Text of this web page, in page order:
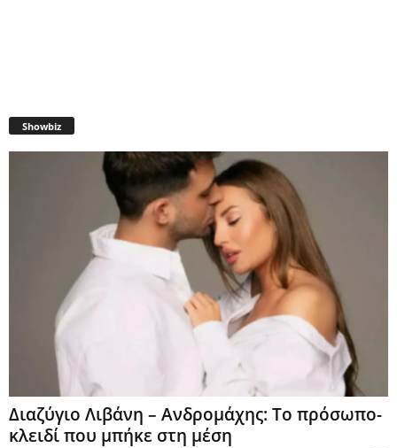
Showbiz
Διαζύγιο Λιβάνη – Ανδρομάχης: Το πρόσωπο-
κλειδί που μπήκε στη μέση